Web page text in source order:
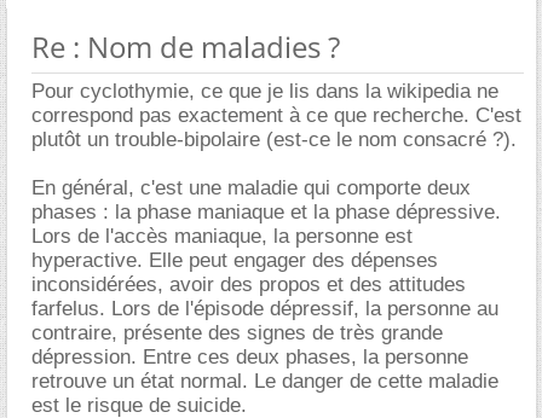
Re : Nom de maladies ?
Pour cyclothymie, ce que je lis dans la wikipedia ne
correspond pas exactement à ce que recherche. C'est
plutôt un trouble-bipolaire (est-ce le nom consacré ?).
En général, c'est une maladie qui comporte deux
phases : la phase maniaque et la phase dépressive.
Lors de l'accès maniaque, la personne est
hyperactive. Elle peut engager des dépenses
inconsidérées, avoir des propos et des attitudes
farfelus. Lors de l'épisode dépressif, la personne au
contraire, présente des signes de très grande
dépression. Entre ces deux phases, la personne
retrouve un état normal. Le danger de cette maladie
est le risque de suicide.